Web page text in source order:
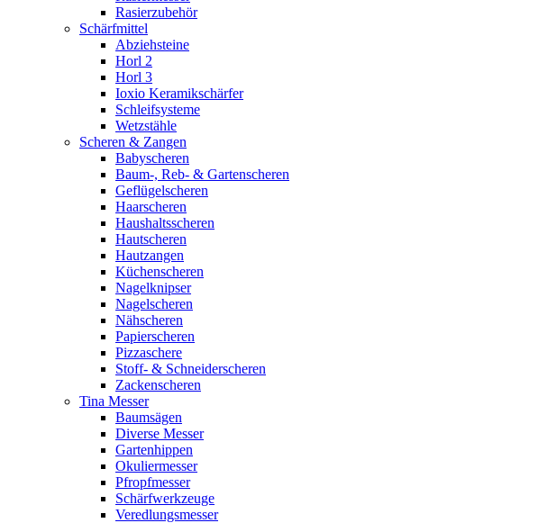
Rasierzubehör
Schärfmittel
Abziehsteine
Horl 2
Horl 3
Ioxio Keramikschärfer
Schleifsysteme
Wetzstähle
Scheren & Zangen
Babyscheren
Baum-, Reb- & Gartenscheren
Geflügelscheren
Haarscheren
Haushaltsscheren
Hautscheren
Hautzangen
Küchenscheren
Nagelknipser
Nagelscheren
Nähscheren
Papierscheren
Pizzaschere
Stoff- & Schneiderscheren
Zackenscheren
Tina Messer
Baumsägen
Diverse Messer
Gartenhippen
Okuliermesser
Pfropfmesser
Schärfwerkzeuge
Veredlungsmesser